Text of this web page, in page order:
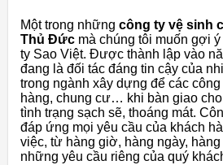
Một trong những công ty vệ sinh
Thủ Đức mà chúng tôi muốn gợi
ty Sao Việt. Được thành lập vào
đang là đối tác đáng tin cậy của
trong ngành xây dựng để các
hàng, chung cư… khi bàn giao
tình trạng sạch sẽ, thoáng mát.
đáp ứng mọi yêu cầu của khách
việc, từ hàng giờ, hàng ngày,
những yêu cầu riêng của quý